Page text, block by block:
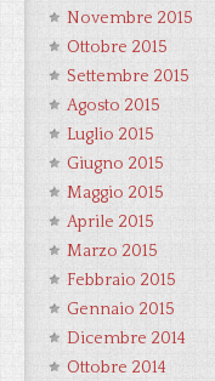
Novembre 2015
Ottobre 2015
Settembre 2015
Agosto 2015
Luglio 2015
Giugno 2015
Maggio 2015
Aprile 2015
Marzo 2015
Febbraio 2015
Gennaio 2015
Dicembre 2014
Ottobre 2014